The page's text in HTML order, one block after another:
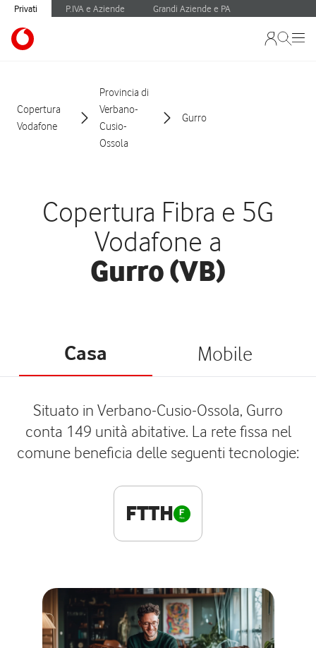
Privati P.IVA e Aziende Grandi Aziende e PA
Copertura
Vodafone
Provincia di
Verbano-
Cusio-
Ossola
Gurro
Copertura Fibra e 5G
Vodafone a
Gurro (VB)
Casa Mobile
Situato in Verbano-Cusio-Ossola, Gurro
conta 149 unità abitative. La rete fissa nel
comune beneficia delle seguenti tecnologie:
FTTH